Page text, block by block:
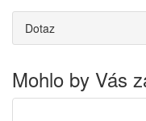
Dotaz
Mohlo by Vás